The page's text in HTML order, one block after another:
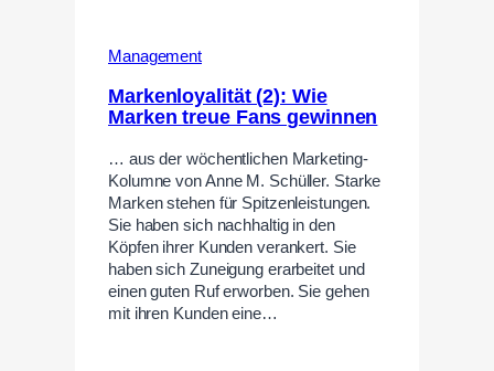
Management
Markenloyalität (2): Wie
Marken treue Fans gewinnen
… aus der wöchentlichen Marketing-
Kolumne von Anne M. Schüller. Starke
Marken stehen für Spitzenleistungen.
Sie haben sich nachhaltig in den
Köpfen ihrer Kunden verankert. Sie
haben sich Zuneigung erarbeitet und
einen guten Ruf erworben. Sie gehen
mit ihren Kunden eine…